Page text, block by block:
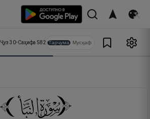
Ҷуз 30•Саҳифа 582 Тарҷума Мусҳаф